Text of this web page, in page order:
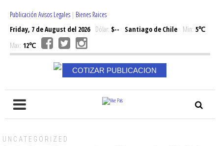
Publicación Avisos Legales | Bienes Raices
Friday, 7 de August del 2026Dólar: $-- Santiago de Chile Min: 5℃
Max: 12℃
COTIZAR PUBLICACION
UNCATEGORIZED